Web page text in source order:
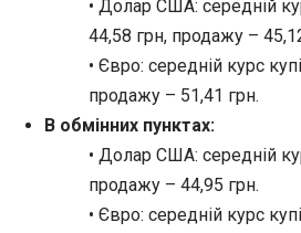
• Долар США: середній
44,58 грн, продажу –
• Євро: середній курс
продажу – 51,41 грн.
В обмінних пунктах:
• Долар США: середній
продажу – 44,95 грн.
• Євро: середній курс